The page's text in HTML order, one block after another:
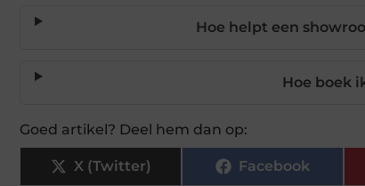
Hoe helpt een
Hoe boek
Goed artikel? Deel hem dan op:
X (Twitter) Facebook